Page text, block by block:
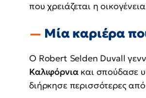
που χρειάζεται η
Μία καριέρα
Ο Robert Selden Duvall
Καλιφόρνιακαι σπούδασε
διήρκησε περισσότερες από